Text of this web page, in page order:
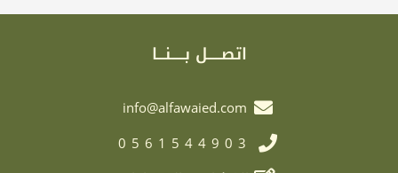
اتصـــــل بـــــنـــا
info@alfawaied.com
0561544903